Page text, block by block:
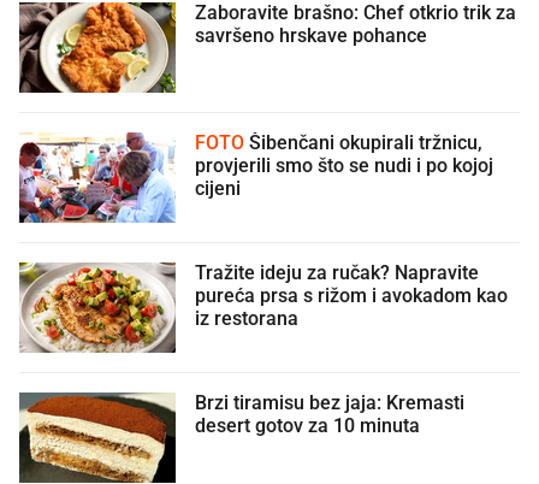
Zaboravite brašno: Chef otkrio trik za
savršeno hrskave pohance
FOTO
provjerili smo što se nudi i po kojoj
cijeni
Tražite ideju za ručak? Napravite
pureća prsa s rižom i avokadom kao
iz restorana
Brzi tiramisu bez jaja: Kremasti
desert gotov za 10 minuta